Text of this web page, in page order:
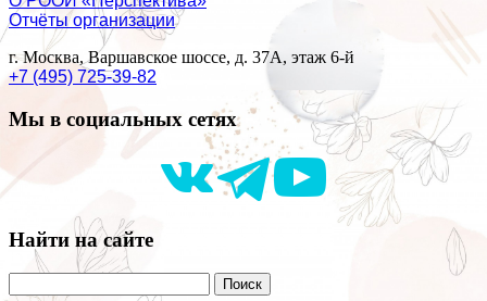
Отчёты организации
г. Москва, Варшавское шоссе, д. 37А, этаж 6-й
+7 (495) 725-39-82
Мы в социальных сетях
Найти на сайте